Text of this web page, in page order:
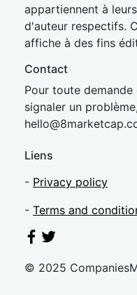
appartiennent à
d'auteur respectifs.
affiche à des fins
Contact
Pour toute
signaler un
hello@8market
Liens
- Privacy policy
- Terms and
© 2025